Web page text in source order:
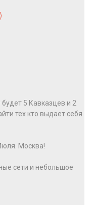
5 Кавказцев и 2
тех кто выдает себя
Москва!
сети и небольшое